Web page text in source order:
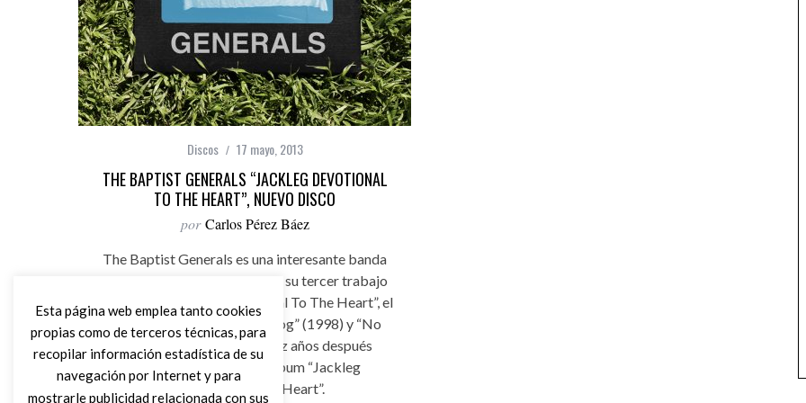
Discos 17 mayo, 2013
THE BAPTIST GENERALS “JACKLEG DEVOTIONAL
TO THE HEART”, NUEVO DISCO
por Carlos Pérez Báez
The Baptist Generals es una interesante banda
tejana de Denton, que publica su tercer trabajo
de estudio “Jackleg Devotional To The Heart”, el
próximo 21 de mayo, tras Dog” (1998) y “No
Silver/No Gold” (2003),diez años después
regresan con su nuevo álbum “Jackleg
Devotional To The Heart”.
Esta página web emplea tanto cookies
propias como de terceros técnicas, para
recopilar información estadística de su
navegación por Internet y para
mostrarle publicidad relacionada con sus